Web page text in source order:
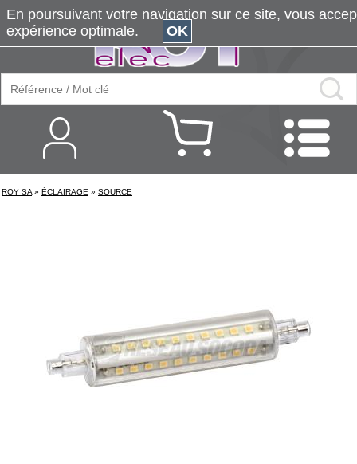
ROY SA » ÉCLAIRAGE » SOURCE
En poursuivant votre navigation sur ce site, vous
expérience optimale.
OK